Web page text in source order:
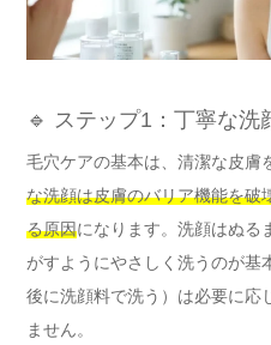
🔹 ステップ1：丁寧な洗
毛穴ケアの基本は、清潔な皮膚
な洗顔は皮膚のバリア機能を破
る原因になります。洗顔はぬる
がすようにやさしく洗うのが基
後に洗顔料で洗う）は必要に応
ません。